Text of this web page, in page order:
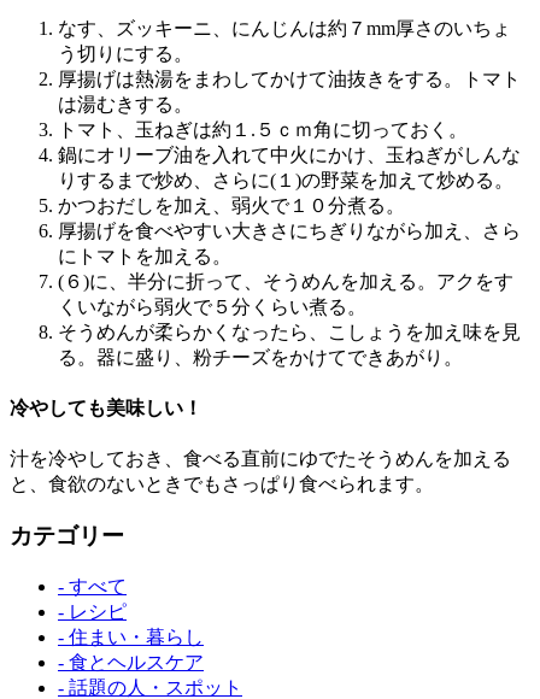
なす、ズッキーニ、にんじんは約７mm厚さのいちょ
う切りにする。
厚揚げは熱湯をまわしてかけて油抜きをする。トマト
は湯むきする。
トマト、玉ねぎは約１.５ｃｍ角に切っておく。
鍋にオリーブ油を入れて中火にかけ、玉ねぎがしんな
りするまで炒め、さらに(１)の野菜を加えて炒める。
かつおだしを加え、弱火で１０分煮る。
厚揚げを食べやすい大きさにちぎりながら加え、さら
にトマトを加える。
(６)に、半分に折って、そうめんを加える。アクをす
くいながら弱火で５分くらい煮る。
そうめんが柔らかくなったら、こしょうを加え味を見
る。器に盛り、粉チーズをかけてできあがり。
冷やしても美味しい！
汁を冷やしておき、食べる直前にゆでたそうめんを加える
と、食欲のないときでもさっぱり食べられます。
カテゴリー
- すべて
- レシピ
- 住まい・暮らし
- 食とヘルスケア
- 話題の人・スポット